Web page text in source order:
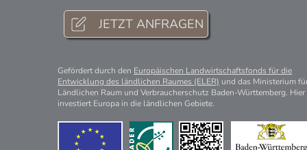
JETZT ANFRAGEN
Gefördert durch den Europäischen Landwirtschaftsfonds für die
Entwicklung des ländlichen Raumes (ELER) und das Ministerium
Ländlichen Raum und Verbraucherschutz Baden-Württemberg. Hier
investiert Europa in die ländlichen Gebiete.